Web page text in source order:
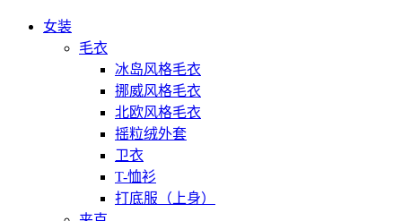
女装
毛衣
冰岛风格毛衣
挪威风格毛衣
北欧风格毛衣
摇粒绒外套
卫衣
T-恤衫
打底服（上身）